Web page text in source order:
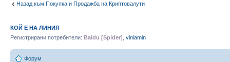
Назад към Покупка и Продажба на Криптовалути
КОЙ Е НА ЛИНИЯ
Регистрирани потребители: Baidu [Spider] viniamin
Форум